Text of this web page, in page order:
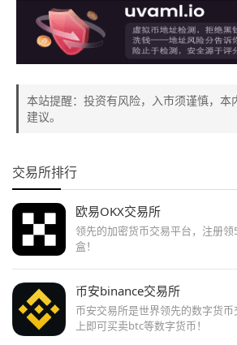
本站提醒：投资有风险，入市须谨慎，本
建议。
交易所排行
欧易OKX交易所
领先的加密货币交易平台，注册领
盒！
币安binance交易所
币安交易所是世界领先的数字货
上即可买卖btc等数字货币！